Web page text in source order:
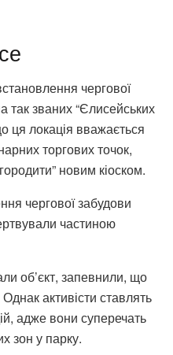
чергової
так званих “Єлисейських
ця локація вважається
торгових точок,
новим кіоском.
чергової забудови
частиною
об’єкт, запевнили, що
активісти ставлять
адже вони суперечать
зон у парку.